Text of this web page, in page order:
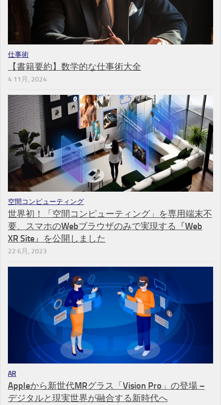
仕事術
【書籍要約】数学的な仕事術大全
4 11月, 2024
空間コンピューティング
世界初！「空間コンピューティング」を専用端末不
要、スマホのWebブラウザのみで実現する『Web
XR Site』を公開しました
22 6月, 2023
AR
Appleから新世代MRグラス「Vision Pro」の登場 –
デジタルと現実世界が融合する新時代へ